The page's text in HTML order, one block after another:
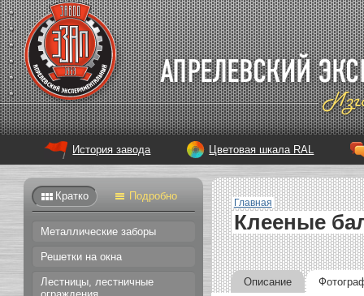
История завода Цветовая шкала RAL
Кратко Подробно
Металлические заборы
Решетки на окна
Лестницы, лестничные
Главная
Клееные
Описание